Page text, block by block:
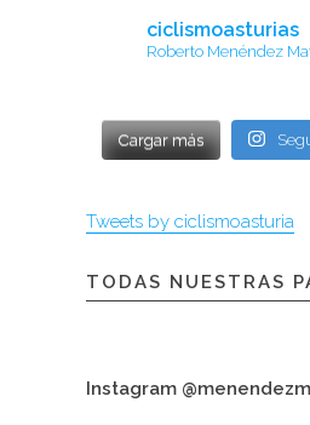
ciclismoasturias
Roberto Menéndez
Cargar más
Tweets by ciclismoasturia
TODAS NUESTRAS
Instagram